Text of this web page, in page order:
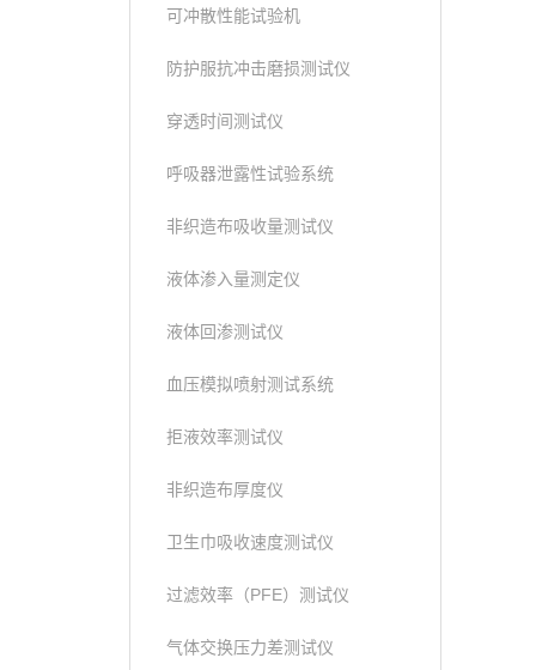
可冲散性能试验机
防护服抗冲击磨损测试仪
穿透时间测试仪
呼吸器泄露性试验系统
非织造布吸收量测试仪
液体渗入量测定仪
液体回渗测试仪
血压模拟喷射测试系统
拒液效率测试仪
非织造布厚度仪
卫生巾吸收速度测试仪
过滤效率（PFE）测试仪
气体交换压力差测试仪